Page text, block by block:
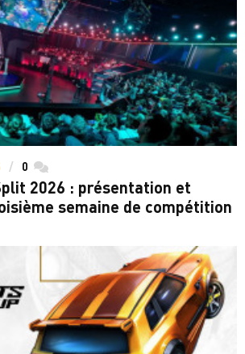
0 commentaires
2026 : présentation et
semaine de compétition